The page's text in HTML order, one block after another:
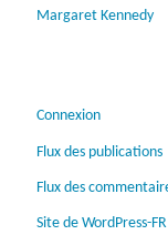
Margaret Kennedy
Connexion
Flux des publications
Flux des
Site de WordPress-FR